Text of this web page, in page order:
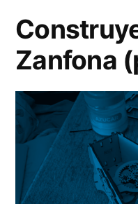
Zanfona